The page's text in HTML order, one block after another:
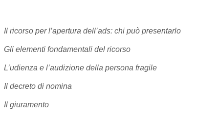
Il ricorso per l’apertura dell’ads: chi può presentarlo
Gli elementi fondamentali del ricorso
L’udienza e l’audizione della persona fragile
Il decreto di nomina
Il giuramento